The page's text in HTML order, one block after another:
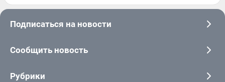
Подписаться на новости
Сообщить новость
Рубрики